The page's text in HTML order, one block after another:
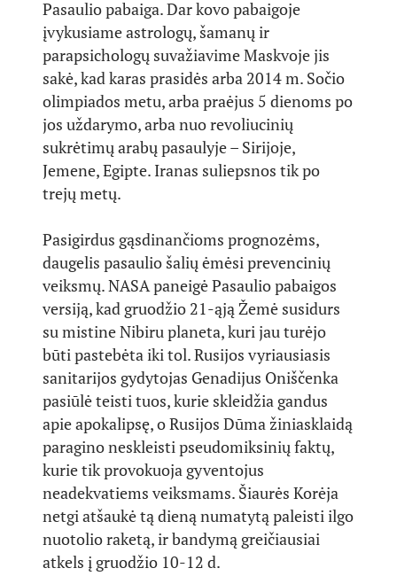
Pasaulio pabaiga. Dar kovo pabaigoje
įvykusiame astrologų, šamanų ir
parapsichologų suvažiavime Maskvoje jis
sakė, kad karas prasidės arba 2014 m. Sočio
olimpiados metu, arba praėjus 5 dienoms po
jos uždarymo, arba nuo revoliucinių
sukrėtimų arabų pasaulyje – Sirijoje,
Jemene, Egipte. Iranas suliepsnos tik po
trejų metų.
Pasigirdus gąsdinančioms prognozėms,
daugelis pasaulio šalių ėmėsi prevencinių
veiksmų. NASA paneigė Pasaulio pabaigos
versiją, kad gruodžio 21-ąją Žemė susidurs
su mistine Nibiru planeta, kuri jau turėjo
būti pastebėta iki tol. Rusijos vyriausiasis
sanitarijos gydytojas Genadijus Oniščenka
pasiūlė teisti tuos, kurie skleidžia gandus
apie apokalipsę, o Rusijos Dūma žiniasklaidą
paragino neskleisti pseudomiksinių faktų,
kurie tik provokuoja gyventojus
neadekvatiems veiksmams. Šiaurės Korėja
netgi atšaukė tą dieną numatytą paleisti ilgo
nuotolio raketą, ir bandymą greičiausiai
atkels į gruodžio 10-12 d.